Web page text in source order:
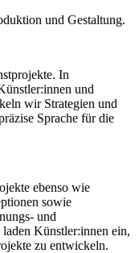
und Gestaltung.
In
und
wir Strategien und
Sprache für die
ebenso wie
sowie
und
Künstler:innen ein,
zu entwickeln.